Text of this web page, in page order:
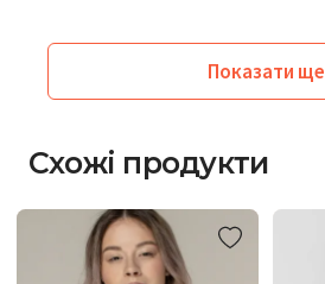
Показати ще
Схожі продукти